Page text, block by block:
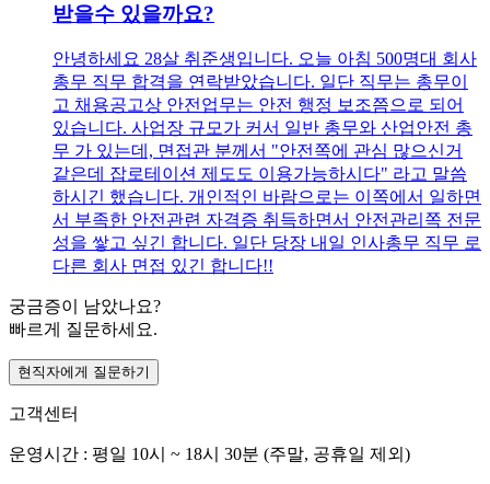
받을수 있을까요?
안녕하세요 28살 취준생입니다. 오늘 아침 500명대 회사
총무 직무 합격을 연락받았습니다. 일단 직무는 총무이
고 채용공고상 안전업무는 안전 행정 보조쯤으로 되어
있습니다. 사업장 규모가 커서 일반 총무와 산업안전 총
무 가 있는데, 면접관 분께서 "안전쪽에 관심 많으신거
같은데 잡로테이션 제도도 이용가능하시다" 라고 말씀
하시긴 했습니다. 개인적인 바람으로는 이쪽에서 일하면
서 부족한 안전관련 자격증 취득하면서 안전관리쪽 전문
성을 쌓고 싶긴 합니다. 일단 당장 내일 인사총무 직무 로
다른 회사 면접 있긴 합니다!!
궁금증이 남았나요?
빠르게 질문하세요.
현직자에게 질문하기
고객센터
운영시간 : 평일 10시 ~ 18시 30분 (주말, 공휴일 제외)